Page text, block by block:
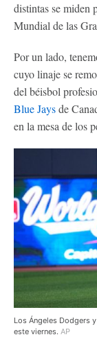
distintas se miden
Mundial de las
Por un lado,
cuyo linaje se
del béisbol
Blue Jaysde
en la mesa de los
Los Ángeles Dodgers
este viernes. AP